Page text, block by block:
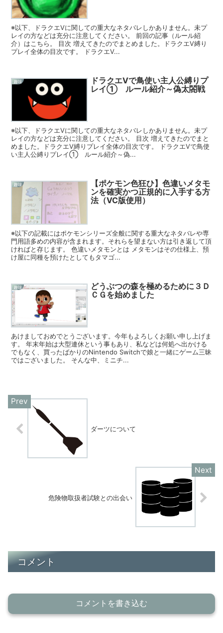
※以下、ドラクエⅤに関しての重大なネタバレしかありません。未プ
レイの方などは充分に注意してください。 前回の記事（ルール紹
介）はこちら。 目次 増えてきたのでまとめました。ドラクエⅤ縛り
プレイ全体の目次です。 ドラクエⅤ...
趣味
ドラクエⅤで鳥使い主人公縛りプ
レイ① ルール紹介～偽太閤戦
※以下、ドラクエⅤに関しての重大なネタバレしかありません。未プ
レイの方などは充分に注意してください。 目次 増えてきたのでまと
めました。ドラクエⅤ縛りプレイ全体の目次です。 ドラクエⅤで鳥使
い主人公縛りプレイ① ルール紹介～偽...
趣味
【ポケモン色狂ひ】色違いメタモ
ンを確実かつ正規的に入手する方
法（VC版使用）
※以下の記載にはポケモンシリーズ全般に関する重大なネタバレや専
門用語多めの内容が含まれます。それらを望まない方は引き返して頂
ければと存じます。 色違いメタモンとは メタモンはその仕様上、預
け屋に同種を預けたとしてもタマゴ...
趣味
どうぶつの森を極めるために３Ｄ
ＣＧを始めました
あけましておめでとうございます。今年もよろしくお願い申し上げま
す。 年末年始は大型連休という事もあり、私などは何処へ出かける
でもなく、買ったばかりのNintendo Switchで娘と一緒にゲーム三昧
ではございました。 そんな中、ミニチ...
ダーツについて
危険物取扱者試験との出会い
コメント
コメントを書き込む